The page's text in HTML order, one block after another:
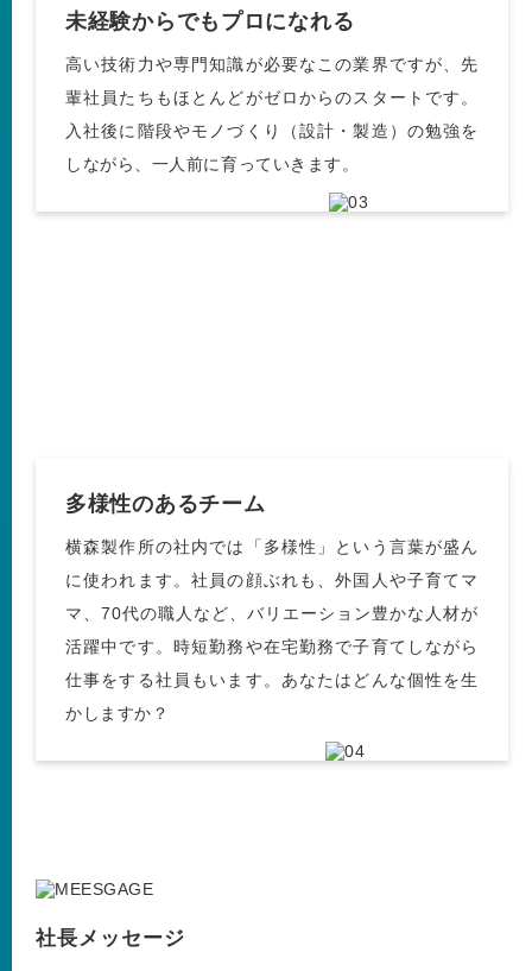
未経験からでもプロになれる
高い技術力や専門知識が必要なこの業界ですが、先
輩社員たちもほとんどがゼロからのスタートです。
入社後に階段やモノづくり（設計・製造）の勉強を
しながら、一人前に育っていきます。
多様性のあるチーム
横森製作所の社内では「多様性」という言葉が盛ん
に使われます。社員の顔ぶれも、外国人や子育てマ
マ、70代の職人など、バリエーション豊かな人材が
活躍中です。時短勤務や在宅勤務で子育てしながら
仕事をする社員もいます。あなたはどんな個性を生
かしますか？
社長メッセージ